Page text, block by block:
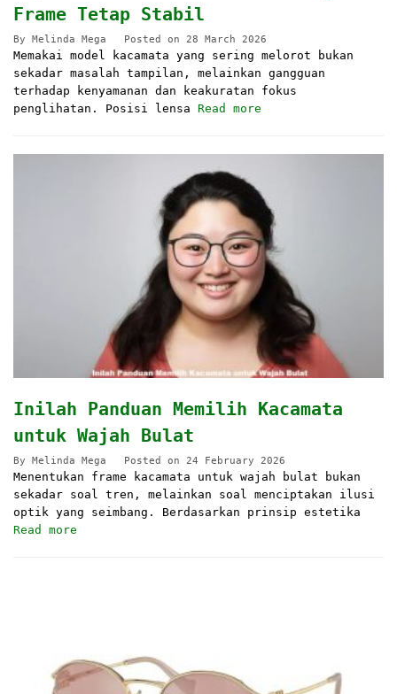
Frame Tetap Stabil
By Melinda Mega Posted on 28 March 2026
Memakai model kacamata yang sering melorot bukan
sekadar masalah tampilan, melainkan gangguan
terhadap kenyamanan dan keakuratan fokus
penglihatan. Posisi lensa Read more
Inilah Panduan Memilih Kacamata
untuk Wajah Bulat
By Melinda Mega Posted on 24 February 2026
Menentukan frame kacamata untuk wajah bulat bukan
sekadar soal tren, melainkan soal menciptakan ilusi
optik yang seimbang. Berdasarkan prinsip estetika
Read more